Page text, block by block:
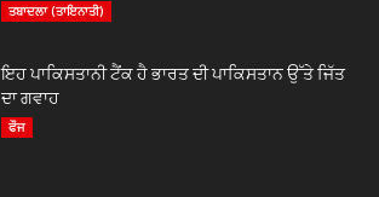
ਤਬਾਦਲਾ (ਤਾਇਨਾਤੀ)
ਇਹ ਪਾਕਿਸਤਾਨੀ ਟੈਂਕ ਹੈ ਭਾਰਤ ਦੀ ਪਾਕਿਸਤਾਨ ਉੱਤੇ ਜਿੱਤ
ਦਾ ਗਵਾਹ
ਫੌਜ